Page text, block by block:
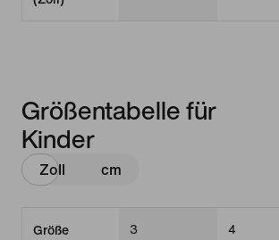
Größentabelle für
Kinder
Zoll cm
Größe 3 4